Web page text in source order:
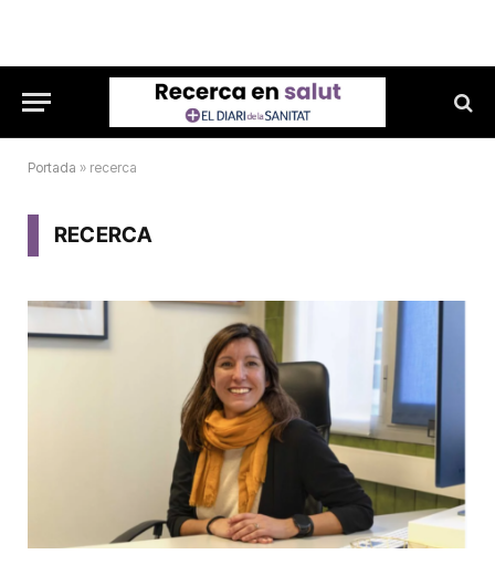
Portada » recerca
RECERCA